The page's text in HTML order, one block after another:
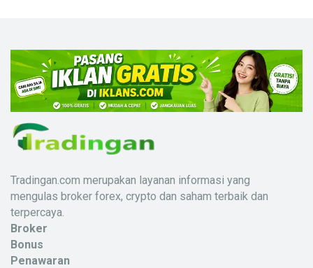
Tradingan.com merupakan layanan informasi yang
mengulas broker forex, crypto dan saham terbaik dan
terpercaya.
Broker
Bonus
Penawaran